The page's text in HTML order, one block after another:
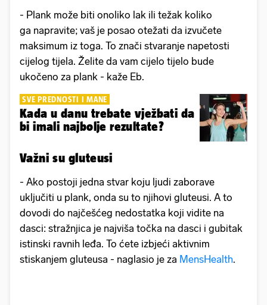
- Plank može biti onoliko lak ili težak koliko
ga napravite; vaš je posao otežati da izvučete
maksimum iz toga. To znači stvaranje napetosti
cijelog tijela. Želite da vam cijelo tijelo bude
ukočeno za plank - kaže Eb.
SVE PREDNOSTI I MANE
Kada u danu trebate vježbati da
bi imali najbolje rezultate?
Važni su gluteusi
- Ako postoji jedna stvar koju ljudi zaborave
uključiti u plank, onda su to njihovi gluteusi. A to
dovodi do najčešćeg nedostatka koji vidite na
dasci: stražnjica je najviša točka na dasci i gubitak
istinski ravnih leđa. To ćete izbjeći aktivnim
stiskanjem gluteusa - naglasio je za MensHealth.